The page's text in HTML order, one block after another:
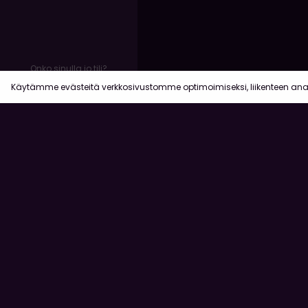
Onko sinulla jo tili?
Kirjaudu sisään
Käytämme evästeitä verkkosivustomme optimoimiseksi, liikenteen